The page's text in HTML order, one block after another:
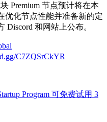
Premium 节点预计将在本
优化节点性能并准备新的定
和网站上公布。
C7ZQSrCkYR
Program 可免费试用 3